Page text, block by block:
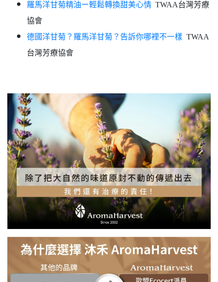
羅馬洋甘菊精油ー輕鬆轉換甜美心情 TWAA台灣芳療
協會
德國洋甘菊？羅馬洋甘菊？告訴你哪裡不一樣 TWAA
台灣芳療協會